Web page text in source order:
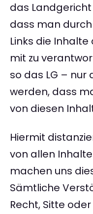
das Landgericht
dass man
Links die
mit zu
so das LG –
werden, dass
von diesen
Hiermit
von allen
machen uns
Sämtliche
Recht, Sitte